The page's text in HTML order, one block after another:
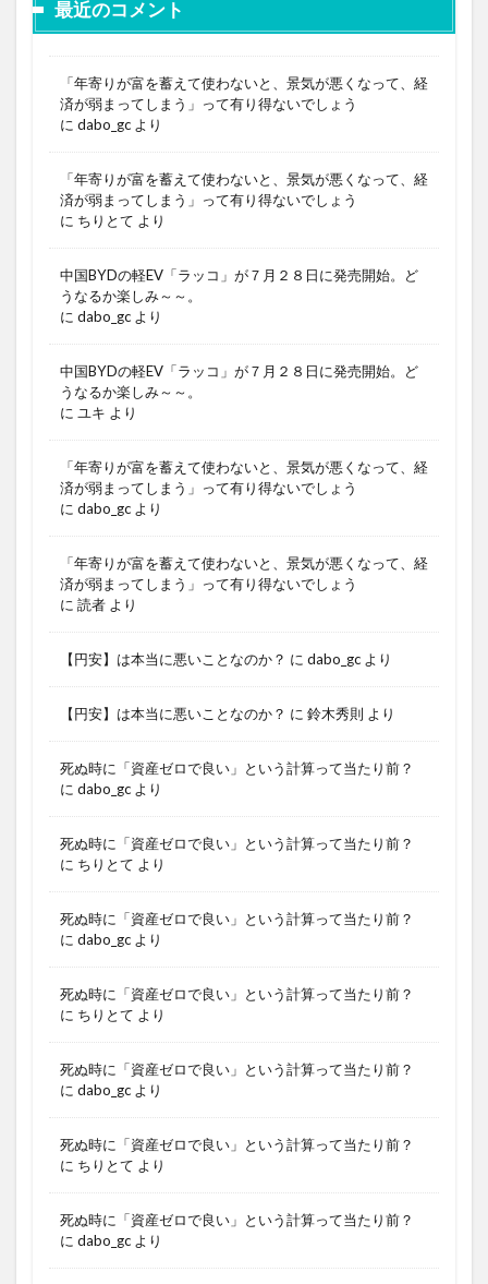
最近のコメント
「年寄りが富を蓄えて使わないと、景気が悪くなって、経
済が弱まってしまう」って有り得ないでしょう
に dabo_gc より
「年寄りが富を蓄えて使わないと、景気が悪くなって、経
済が弱まってしまう」って有り得ないでしょう
に ちりとて より
中国BYDの軽EV「ラッコ」が７月２８日に発売開始。ど
うなるか楽しみ～～。
に dabo_gc より
中国BYDの軽EV「ラッコ」が７月２８日に発売開始。ど
うなるか楽しみ～～。
に ユキ より
「年寄りが富を蓄えて使わないと、景気が悪くなって、経
済が弱まってしまう」って有り得ないでしょう
に dabo_gc より
「年寄りが富を蓄えて使わないと、景気が悪くなって、経
済が弱まってしまう」って有り得ないでしょう
に 読者 より
【円安】は本当に悪いことなのか？ に dabo_gc より
【円安】は本当に悪いことなのか？ に 鈴木秀則 より
死ぬ時に「資産ゼロで良い」という計算って当たり前？
に dabo_gc より
死ぬ時に「資産ゼロで良い」という計算って当たり前？
に ちりとて より
死ぬ時に「資産ゼロで良い」という計算って当たり前？
に dabo_gc より
死ぬ時に「資産ゼロで良い」という計算って当たり前？
に ちりとて より
死ぬ時に「資産ゼロで良い」という計算って当たり前？
に dabo_gc より
死ぬ時に「資産ゼロで良い」という計算って当たり前？
に ちりとて より
死ぬ時に「資産ゼロで良い」という計算って当たり前？
に dabo_gc より